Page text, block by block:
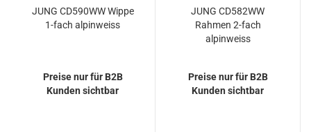
JUNG CD590WW Wippe
1-fach alpinweiss
Preise nur für B2B
Kunden sichtbar
JUNG CD582WW
Rahmen 2-fach
alpinweiss
Preise nur für B2B
Kunden sichtbar